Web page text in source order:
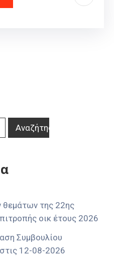
θεμάτων της 22ης
οικ έτους 2026
Συμβουλίου
12-08-2026